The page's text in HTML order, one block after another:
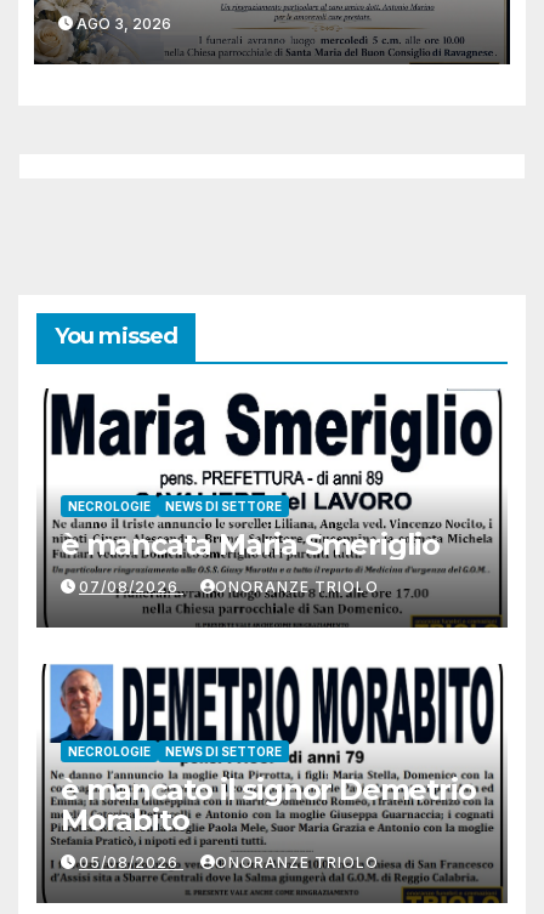
AGO 3, 2026
You missed
NECROLOGIE NEWS DI SETTORE
è mancata Maria Smeriglio
07/08/2026 ONORANZE TRIOLO
NECROLOGIE NEWS DI SETTORE
è mancato il signor Demetrio
Morabito
05/08/2026 ONORANZE TRIOLO